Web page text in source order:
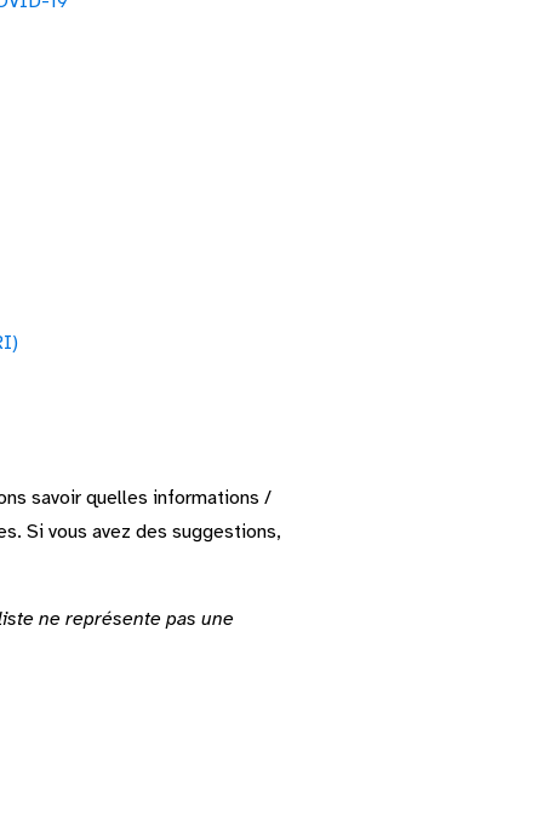
savoir quelles informations /
Si vous avez des suggestions,
ne représente pas une